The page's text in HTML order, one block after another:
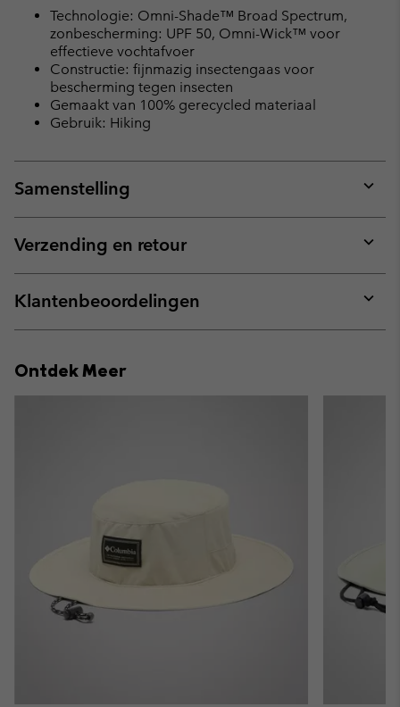
Technologie: Omni-Shade™ Broad Spectrum,
zonbescherming: UPF 50, Omni-Wick™ voor
effectieve vochtafvoer
Constructie: fijnmazig insectengaas voor
bescherming tegen insecten
Gemaakt van 100% gerecycled materiaal
Gebruik: Hiking
Samenstelling
or
Verzending en retour
or
Klantenbeoordelingen
or
Ontdek Meer